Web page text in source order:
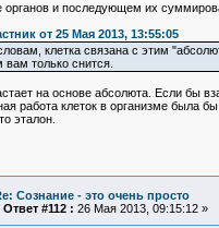
органов и последующем их
от 25 Мая 2013, 13:55:05
клетка связана с этим
вам только снится.
на основе абсолюта. Если бы
работа клеток в организме была
эталон.
Сознание - это очень просто
Ответ #112 : 26 Мая 2013, 09:15:12 »